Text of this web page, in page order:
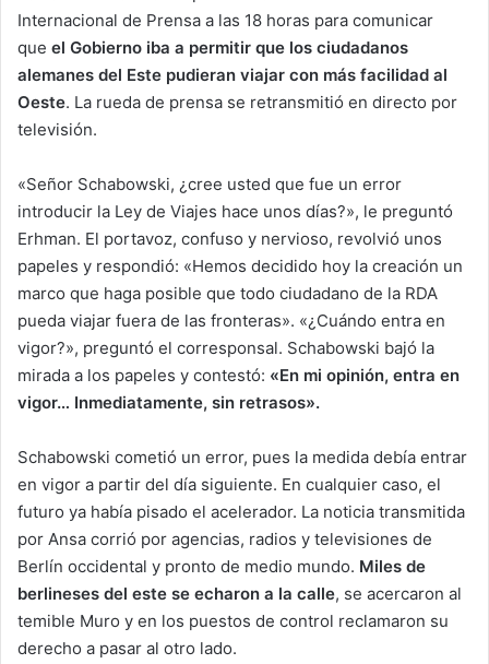
Internacional de Prensa a las 18 horas para comunicar
que el Gobierno iba a permitir que los ciudadanos
alemanes del Este pudieran viajar con más facilidad al
Oeste. La rueda de prensa se retransmitió en directo por
televisión.
«Señor Schabowski, ¿cree usted que fue un error
introducir la Ley de Viajes hace unos días?», le preguntó
Erhman. El portavoz, confuso y nervioso, revolvió unos
papeles y respondió: «Hemos decidido hoy la creación un
marco que haga posible que todo ciudadano de la RDA
pueda viajar fuera de las fronteras». «¿Cuándo entra en
vigor?», preguntó el corresponsal. Schabowski bajó la
mirada a los papeles y contestó: «En mi opinión, entra en
vigor… Inmediatamente, sin retrasos».
Schabowski cometió un error, pues la medida debía entrar
en vigor a partir del día siguiente. En cualquier caso, el
futuro ya había pisado el acelerador. La noticia transmitida
por Ansa corrió por agencias, radios y televisiones de
Berlín occidental y pronto de medio mundo. Miles de
berlineses del este se echaron a la calle, se acercaron al
temible Muro y en los puestos de control reclamaron su
derecho a pasar al otro lado.